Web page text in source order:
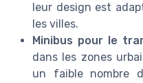
leur design est
les villes.
Minibus pour le
dans les zones
un faible nombre